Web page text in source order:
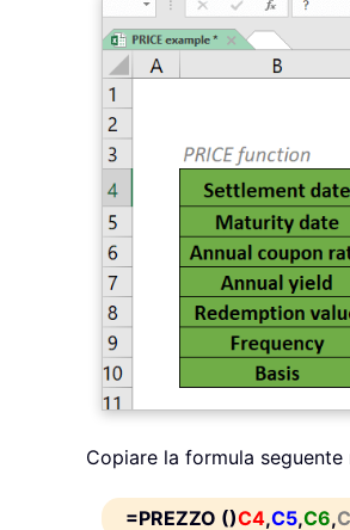
Copiare la formula seguente
=PREZZO ()C4,C5,C6,